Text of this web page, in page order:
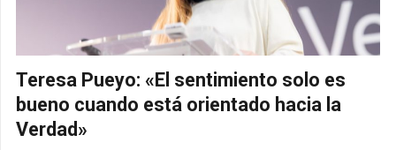
Teresa Pueyo: «El sentimiento solo es
bueno cuando está orientado hacia la
Verdad»